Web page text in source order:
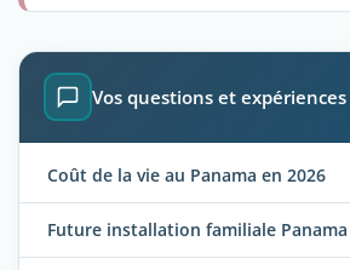
Vos questions et
Coût de la vie au Panama en 2026
Future installation familiale Panama